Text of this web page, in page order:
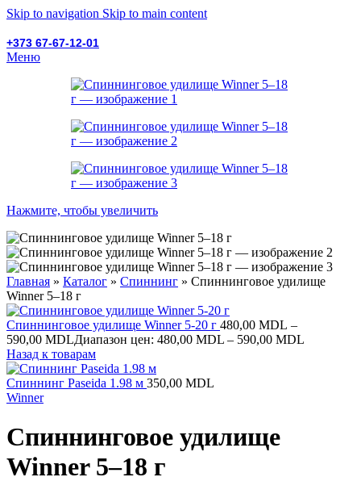
Skip to navigation Skip to main content
+373 67-67-12-01
Меню
Нажмите, чтобы увеличить
Главная » Каталог » Спиннинг » Спиннинговое удилище
Winner 5–18 г
Спиннинговое удилище Winner 5-20 г 480,00 MDL –
590,00 MDLДиапазон цен: 480,00 MDL – 590,00 MDL
Назад к товарам
Спиннинг Paseida 1.98 м 350,00 MDL
Winner
Спиннинговое удилище
Winner 5–18 г